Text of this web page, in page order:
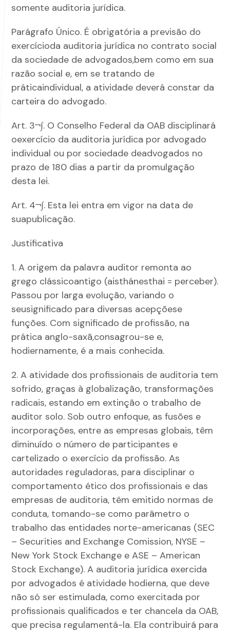
somente auditoria jurídica.
Parágrafo Único. É obrigatória a previsão do
exercícioda auditoria jurídica no contrato social
da sociedade de advogados,bem como em sua
razão social e, em se tratando de
práticaindividual, a atividade deverá constar da
carteira do advogado.
Art. 3¬∫. O Conselho Federal da OAB disciplinará
oexercício da auditoria jurídica por advogado
individual ou por sociedade deadvogados no
prazo de 180 dias a partir da promulgação
desta lei.
Art. 4¬∫. Esta lei entra em vigor na data de
suapublicação.
Justificativa
1. A origem da palavra auditor remonta ao
grego clássicoantigo (aisthánesthai = perceber).
Passou por larga evolução, variando o
seusignificado para diversas acepçõese
funções. Com significado de profissão, na
prática anglo-saxã,consagrou-se e,
hodiernamente, é a mais conhecida.
2. A atividade dos profissionais de auditoria tem
sofrido, graças à globalização, transformações
radicais, estando em extinção o trabalho de
auditor solo. Sob outro enfoque, as fusões e
incorporações, entre as empresas globais, têm
diminuído o número de participantes e
cartelizado o exercício da profissão. As
autoridades reguladoras, para disciplinar o
comportamento ético dos profissionais e das
empresas de auditoria, têm emitido normas de
conduta, tomando-se como parâmetro o
trabalho das entidades norte-americanas (SEC
– Securities and Exchange Comission, NYSE –
New York Stock Exchange e ASE – American
Stock Exchange). A auditoria jurídica exercida
por advogados é atividade hodierna, que deve
não só ser estimulada, como exercitada por
profissionais qualificados e ter chancela da OAB,
que precisa regulamentá-la. Ela contribuirá para